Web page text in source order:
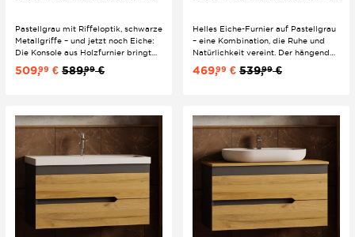
Riffeloptik Bügelgriffe
Pastellgrau mit Riffeloptik, schwarze
Metallgriffe – und jetzt noch Eiche:
Die Konsole aus Holzfurnier bringt
Liana-Design. Ovales Keramik-
509,99 € 589,99€
Riffeloptik Bügelgriffe
Helles Eiche-Furnier auf Pastellgrau
– eine Kombination, die Ruhe und
Natürlichkeit vereint. Der hängende
und Softclose trägt das ovale
469,99 € 539,99€